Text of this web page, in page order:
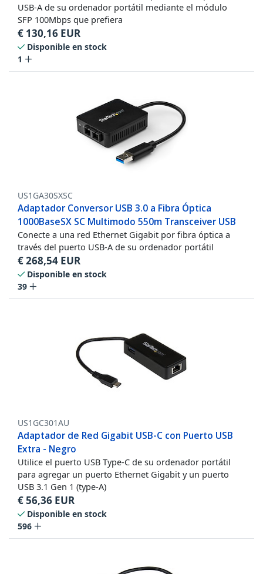
USB-A de su ordenador portátil mediante el módulo
SFP 100Mbps que prefiera
€ 130,16 EUR
Disponible en stock
1
US1GA30SXSC
Adaptador Conversor USB 3.0 a Fibra Óptica
1000BaseSX SC Multimodo 550m Transceiver USB
Conecte a una red Ethernet Gigabit por fibra óptica a
través del puerto USB-A de su ordenador portátil
€268,54 EUR
Disponible en stock
39
US1GC301AU
Adaptador de Red Gigabit USB-C con Puerto USB
Extra - Negro
Utilice el puerto USB Type-C de su ordenador portátil
para agregar un puerto Ethernet Gigabit y un puerto
USB 3.1 Gen 1 (type-A)
€56,36 EUR
Disponible en stock
596